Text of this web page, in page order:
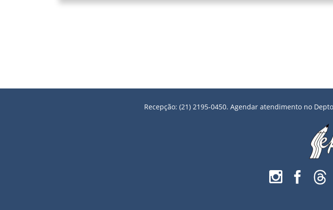
Recepção: (21) 2195-0450. Agendar atendimento no